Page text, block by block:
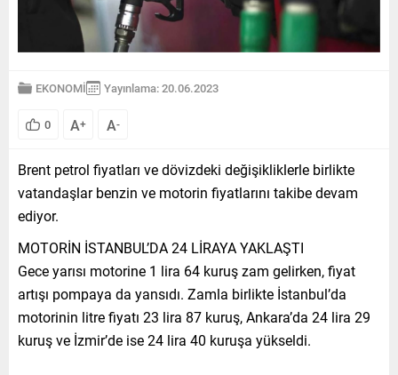
EKONOMİ Yayınlama: 20.06.2023
0 A+ A-
Brent petrol fiyatları ve dövizdeki değişikliklerle birlikte
vatandaşlar benzin ve motorin fiyatlarını takibe devam
ediyor.
MOTORİN İSTANBUL’DA 24 LİRAYA YAKLAŞTI
Gece yarısı motorine 1 lira 64 kuruş zam gelirken, fiyat
artışı pompaya da yansıdı. Zamla birlikte İstanbul’da
motorinin litre fiyatı 23 lira 87 kuruş, Ankara’da 24 lira 29
kuruş ve İzmir’de ise 24 lira 40 kuruşa yükseldi.